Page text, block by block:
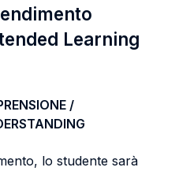
Learning
/
lo studente sarà